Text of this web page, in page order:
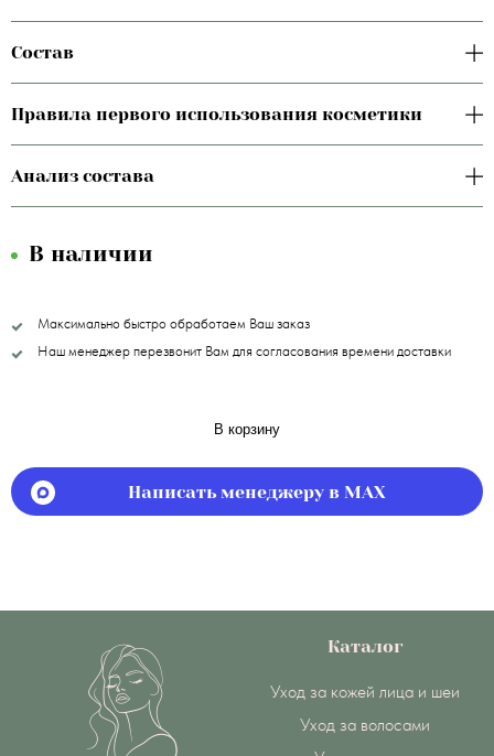
Состав
Правила первого использования косметики
Анализ состава
В наличии
Максимально быстро обработаем Ваш заказ
Наш менеджер перезвонит Вам для согласования времени доставки
В корзину
Написать менеджеру в MAX
Каталог
Уход за кожей лица и шеи
Уход за волосами